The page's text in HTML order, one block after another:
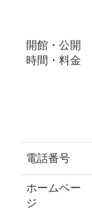
開館・公開
時間・料金
電話番号
ホームペー
ジ